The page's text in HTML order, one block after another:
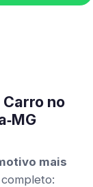
no
mais